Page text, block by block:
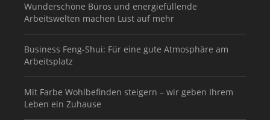
Wunderschöne Büros und energiefüllende
Arbeitswelten machen Lust auf mehr
Business Feng-Shui: Für eine gute Atmosphäre am
Arbeitsplatz
Mit Farbe Wohlbefinden steigern – wir geben Ihrem
Leben ein Zuhause